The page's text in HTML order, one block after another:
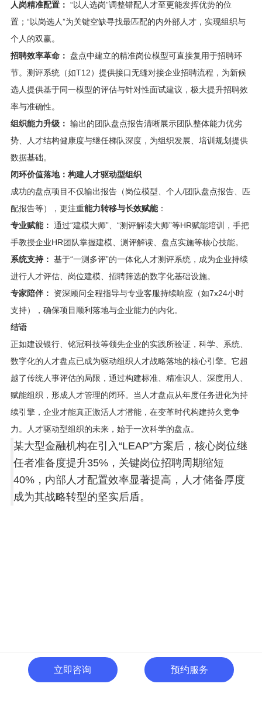
人岗精准配置： “以人选岗”调整错配人才至更能发挥优势的位
置；“以岗选人”为关键空缺寻找最匹配的内外部人才，实现组织与
个人的双赢。
招聘效率革命： 盘点中建立的精准岗位模型可直接复用于招聘环
节。测评系统（如T12）提供接口无缝对接企业招聘流程，为新候
选人提供基于同一模型的评估与针对性面试建议，极大提升招聘效
率与准确性。
组织能力升级： 输出的团队盘点报告清晰展示团队整体能力优劣
势、人才结构健康度与继任梯队深度，为组织发展、培训规划提供
数据基础。
闭环价值落地：构建人才驱动型组织
成功的盘点项目不仅输出报告（岗位模型、个人/团队盘点报告、匹
配报告等），更注重能力转移与长效赋能：
专业赋能： 通过“建模大师”、“测评解读大师”等HR赋能培训，手把
手教授企业HR团队掌握建模、测评解读、盘点实施等核心技能。
系统支持： 基于“一测多评”的一体化人才测评系统，成为企业持续
进行人才评估、岗位建模、招聘筛选的数字化基础设施。
专家陪伴：
资深顾问全程指导与专业客服持续响应（如7x24小时
支持），确保项目顺利落地与企业能力的内化。
结语
正如建设银行、铭冠科技等领先企业的实践所验证，科学、系统、
数字化的人才盘点已成为驱动组织人才战略落地的核心引擎。它超
越了传统人事评估的局限，通过构建标准、精准识人、深度用人、
赋能组织，形成人才管理的闭环。当人才盘点从年度任务进化为持
续引擎，企业才能真正激活人才潜能，在变革时代构建持久竞争
力。人才驱动型组织的未来，始于一次科学的盘点。
某大型金融机构在引入“LEAP”方案后，核心岗位继
任者准备度提升35%，关键岗位招聘周期缩短
40%，内部人才配置效率显著提高，人才储备厚度
成为其战略转型的坚实后盾。
全国热线: 400-996-0801
立即咨询 预约服务